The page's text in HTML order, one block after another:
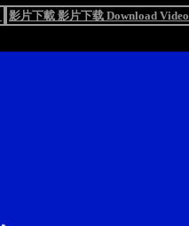
影片下載 影片下载 Download Video